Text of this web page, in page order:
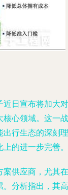
近日宣布将加大对
核心领域。这一战
出行生态的深刻理
上的进一步完善。
案供应商，尤其在
。分析指出，其高